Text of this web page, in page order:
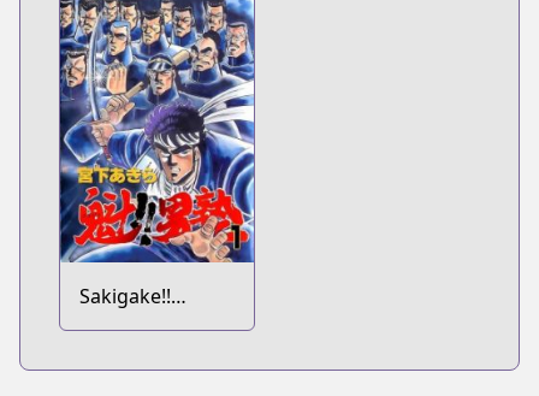
Sakigake!!
Otokojuku